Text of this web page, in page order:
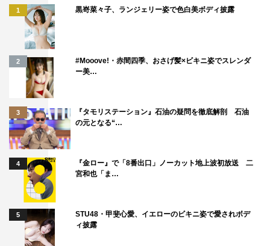
1 黒嵜菜々子、ランジェリー姿で色白美ボディ披露
2
#Mooove!・赤間四季、おさげ髪×ビキニ姿でスレンダ
ー美…
3
『タモリステーション』石油の疑問を徹底解剖 石油
の元となる“…
4
『金ロー』で「8番出口」ノーカット地上波初放送 二
宮和也「ま…
5
STU48・甲斐心愛、イエローのビキニ姿で愛されボデ
ィ披露